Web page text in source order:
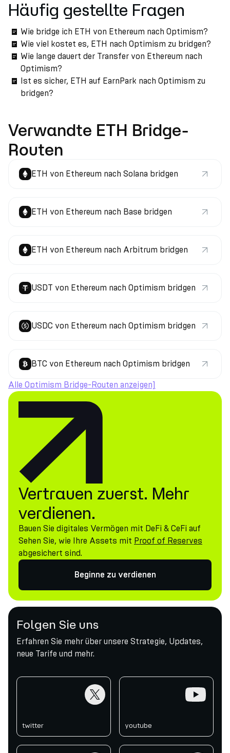
Häufig gestellte Fragen
Wie bridge ich ETH von Ethereum nach Optimism?
Wie viel kostet es, ETH nach Optimism zu bridgen?
Wie lange dauert der Transfer von Ethereum nach
Optimism?
Ist es sicher, ETH auf EarnPark nach Optimism zu
bridgen?
Verwandte ETH Bridge-
Routen
ETH von Ethereum nach Solana bridgen
ETH von Ethereum nach Base bridgen
ETH von Ethereum nach Arbitrum bridgen
USDT von Ethereum nach Optimism bridgen
USDC von Ethereum nach Optimism bridgen
BTC von Ethereum nach Optimism bridgen
Alle Optimism Bridge-Routen anzeigen]
Vertrauen zuerst. Mehr
verdienen.
Bauen Sie digitales Vermögen mit DeFi & CeFi auf
Sehen Sie, wie Ihre Assets mit Proof of Reserves
abgesichert sind.
Beginne zu verdienen
Folgen Sie uns
Erfahren Sie mehr über unsere Strategie, Updates,
neue Tarife und mehr.
twitter youtube